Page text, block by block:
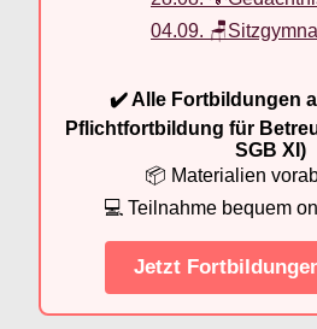
04.09.
✔️ Alle Fortbildungen
Pflichtfortbildung für
SGB XI)
📦 Materialien
💻 Teilnahme bequem
Jetzt